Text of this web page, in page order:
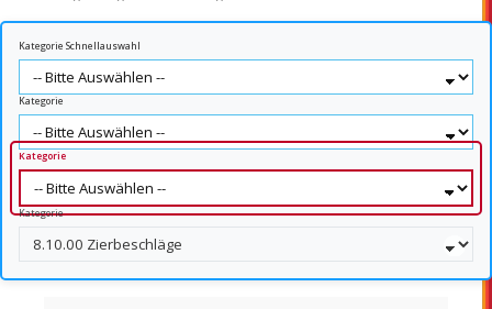
Kategorie Schnellauswahl
Kategorie
Kategorie
Kategorie